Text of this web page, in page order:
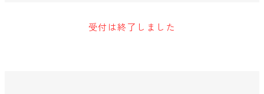
受付は終了しました